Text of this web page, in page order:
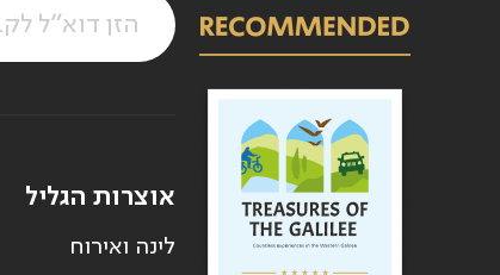
אוצרות הגליל
לינה ואירוח